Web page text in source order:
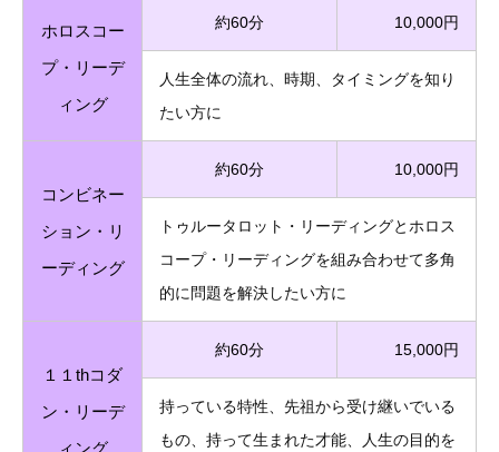
ホロスコー
プ・リーデ
ィング
約60分 10,000円
人生全体の流れ、時期、タイミングを知り
たい方に
コンビネー
ション・リ
ーディング
約60分 10,000円
トゥルータロット・リーディングとホロス
コープ・リーディングを組み合わせて多角
的に問題を解決したい方に
１１thコダ
ン・リーデ
ィング
約60分 15,000円
持っている特性、先祖から受け継いでいる
もの、持って生まれた才能、人生の目的を